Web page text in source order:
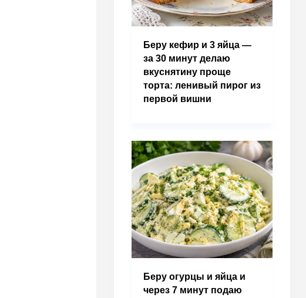
Беру кефир и 3 яйца —
за 30 минут делаю
вкуснятину проще
торта: ленивый пирог из
первой вишни
Беру огурцы и яйца и
через 7 минут подаю